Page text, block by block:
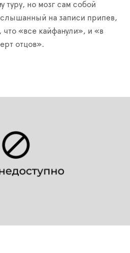
туру, но мозг сам собой
слышанный на записи припев,
что «все кайфанули», и «в
отцов».